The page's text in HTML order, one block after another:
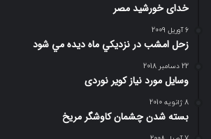
خدای خورشید مصر
6 آوریل 2009
زحل امشب در نزديكي ماه ديده مي شود
22 دسامبر 2018
وسایل مورد نیاز کویر نوردی
8 ژانویه 2010
بسته شدن چشمان کاوشگر مريخ